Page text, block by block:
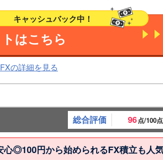
キャッシュバック中！
はこちら
の詳細を見る
総合評価 96点/100点
◎100円から始められるFX積立も人気